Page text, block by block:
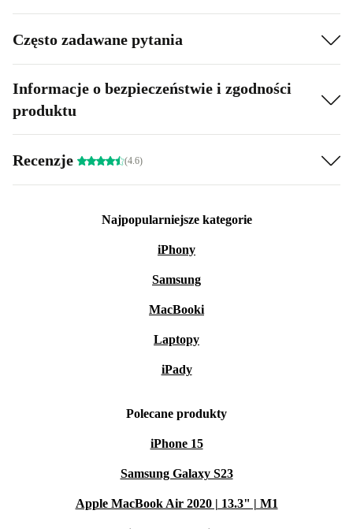
Często zadawane pytania
Informacje o bezpieczeństwie i zgodności
produktu
Recenzje (4.6)
Najpopularniejsze kategorie
iPhony
Samsung
MacBooki
Laptopy
iPady
Polecane produkty
iPhone 15
Samsung Galaxy S23
Apple MacBook Air 2020 | 13.3" | M1